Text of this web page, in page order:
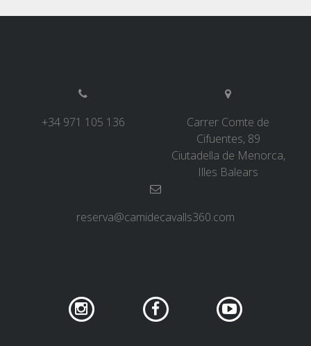
+34 971 105 136
Carrer Comte de
Cifuentes, 89
Ciutadella de Menorca,
Illes Balears
reserva@camidecavalls360.com